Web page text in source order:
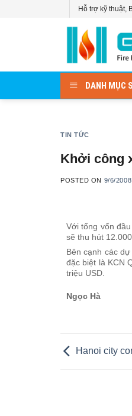
Hỗ trợ kỹ thuật,
DANH MỤC
TIN TỨC
Khởi công
POSTED ON 9/6/2008
Với tổng vốn
sẽ thu hút
Bên cạnh các
đặc biệt là KCN
triệu USD.
Ngọc Hà
Hanoi city